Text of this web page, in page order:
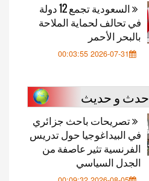
السعودية تجمع 12 دولة
في تحالف لحماية الملاحة
بالبحر الأحمر
2026-07-31 00:03:55
حدث و حديث
تصريحات باحث جزائري
في البيداغوجيا حول تدريس
الفرنسية تثير عاصفة من
الجدل السياسي